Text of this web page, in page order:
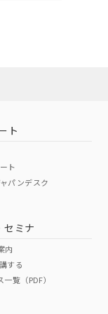
O
ト
ト
パンデスク
セミナ
内
する
覧（PDF）